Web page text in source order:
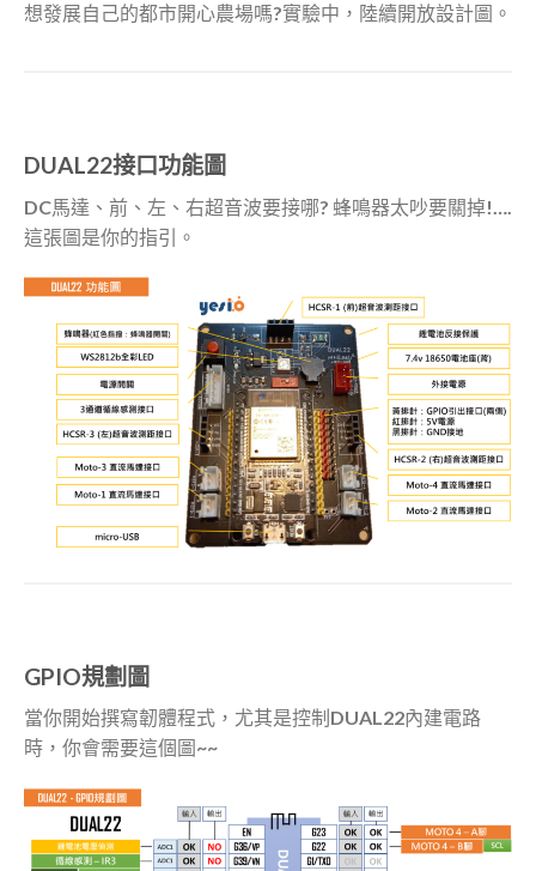
想發展自己的都市開心農場嗎?實驗中，陸續開放設計圖。
DUAL22接口功能圖
DC馬達、前、左、右超音波要接哪? 蜂鳴器太吵要關掉!….
這張圖是你的指引。
GPIO規劃圖
當你開始撰寫韌體程式，尤其是控制DUAL22內建電路
時，你會需要這個圖~~